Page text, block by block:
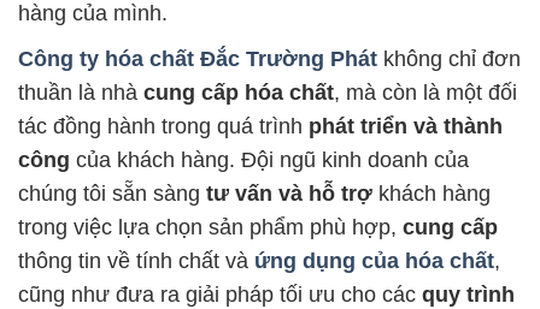
hàng của mình.
Công ty hóa chất Đắc Trường Phát không chỉ đơn
thuần là nhà cung cấp hóa chất, mà còn là một đối
tác đồng hành trong quá trình phát triển và thành
công của khách hàng. Đội ngũ kinh doanh của
chúng tôi sẵn sàng tư vấn và hỗ trợ khách hàng
trong việc lựa chọn sản phẩm phù hợp, cung cấp
thông tin về tính chất và ứng dụng của hóa chất,
cũng như đưa ra giải pháp tối ưu cho các quy trình